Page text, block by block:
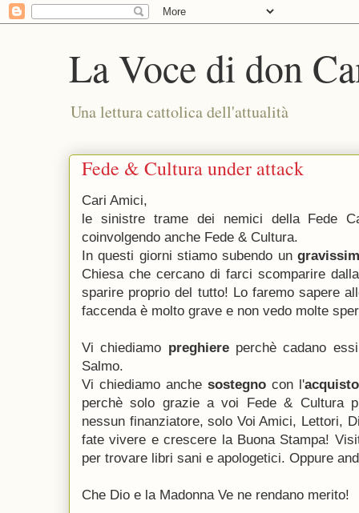
La Voce di don
Una lettura cattolica dell'attualità
Fede & Cultura under attack
Cari Amici,
le sinistre trame dei nemici della Fede
coinvolgendo anche Fede & Cultura.
In questi giorni stiamo subendo un
Chiesa che cercano di farci scomparire
sparire proprio del tutto! Lo faremo sapere
faccenda è molto grave e non vedo molte
Vi chiediamo preghiereperchè cadano
Salmo.
Vi chiediamo anche sostegno con l'acquisto
perchè solo grazie a voi Fede & Cultura
nessun finanziatore, solo Voi Amici, Lettori,
fate vivere e crescere la Buona Stampa!
per trovare libri sani e apologetici. Oppure
Che Dio e la Madonna Ve ne rendano merito!